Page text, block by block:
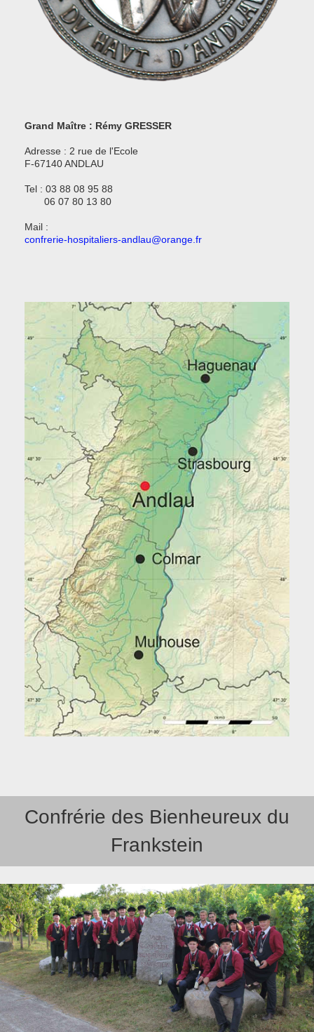
Grand Maître : Rémy GRESSER
Adresse : 2 rue de l'Ecole
F-67140 ANDLAU
Tel : 03 88 08 95 88
06 07 80 13 80
Mail :
confrerie-hospitaliers-andlau@orange.fr
Confrérie des Bienheureux du
Frankstein